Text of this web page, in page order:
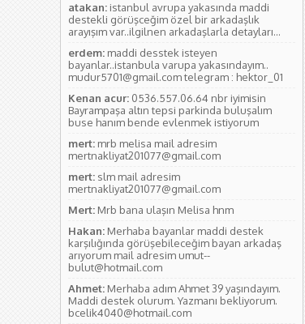
atakan: istanbul avrupa yakasında maddi
destekli görüşceğim özel bir arkadaşlık
arayışım var..ilgilnen arkadaşlarla detayları...
erdem: maddi desstek isteyen
bayanlar..istanbula varupa yakasındayım..
mudur5701@gmail.com telegram : hektor_01
Kenan acur: 0536.557.06.64 nbr iyimisin
Bayrampaşa altın tepsi parkinda buluşalım
buse hanım bende evlenmek istiyorum
mert: mrb melisa mail adresim
mertnakliyat201077@gmail.com
mert: slm mail adresim
mertnakliyat201077@gmail.com
Mert: Mrb bana ulaşın Melisa hnm
Hakan: Merhaba bayanlar maddi destek
karşılığında görüşebileceğim bayan arkadaş
arıyorum mail adresim umut--
bulut@hotmail.com
Ahmet: Merhaba adım Ahmet 39 yaşındayım.
Maddi destek olurum. Yazmanı bekliyorum.
bcelik4040@hotmail.com